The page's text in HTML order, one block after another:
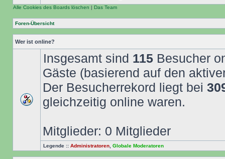
Alle Cookies des Boards löschen | Das Team
Foren-Übersicht
Wer ist online?
Insgesamt sind 115 Besucher
Gäste (basierend auf den
Der Besucherrekord liegt bei
gleichzeitig online waren.
Mitglieder: 0 Mitglieder
Legende :: Administratoren Globale Moderatoren